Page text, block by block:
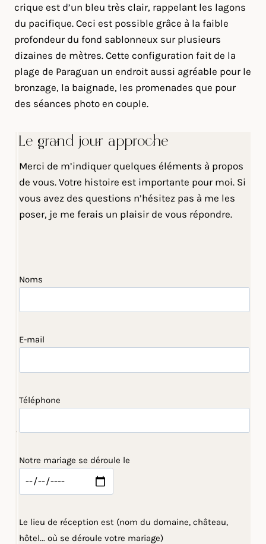
crique est d’un bleu très clair, rappelant les lagons
du pacifique. Ceci est possible grâce à la faible
profondeur du fond sablonneux sur plusieurs
dizaines de mètres. Cette configuration fait de la
plage de Paraguan un endroit aussi agréable pour le
bronzage, la baignade, les promenades que pour
des séances photo en couple.
Le grand jour approche
Merci de m’indiquer quelques éléments à propos
de vous. Votre histoire est importante pour moi. Si
vous avez des questions n’hésitez pas à me les
poser, je me ferais un plaisir de vous répondre.
Noms
E-mail
Téléphone
Notre mariage se déroule le
Le lieu de réception est (nom du domaine, château,
hôtel... où se déroule votre mariage)